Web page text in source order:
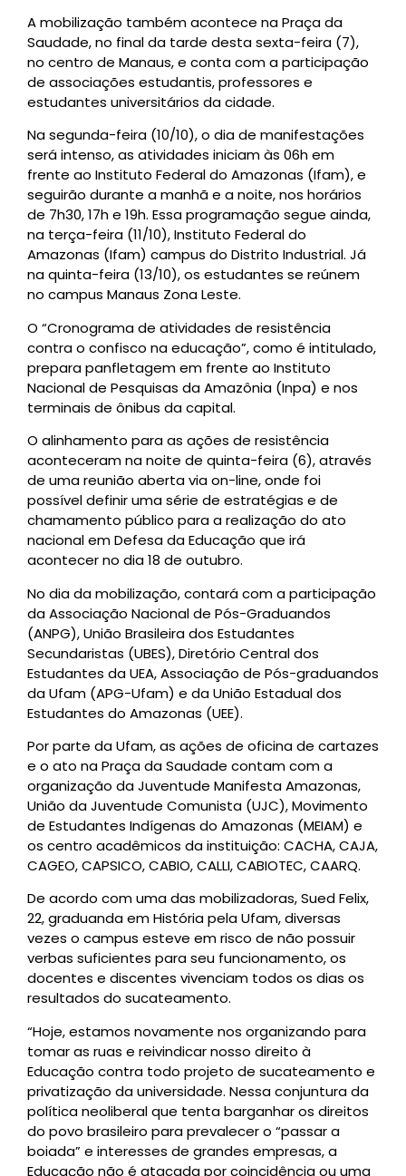
A mobilização também acontece na Praça da
Saudade, no final da tarde desta sexta-feira (7),
no centro de Manaus, e conta com a participação
de associações estudantis, professores e
estudantes universitários da cidade.
Na segunda-feira (10/10), o dia de manifestações
será intenso, as atividades iniciam às 06h em
frente ao Instituto Federal do Amazonas (Ifam), e
seguirão durante a manhã e a noite, nos horários
de 7h30, 17h e 19h. Essa programação segue ainda,
na terça-feira (11/10), Instituto Federal do
Amazonas (Ifam) campus do Distrito Industrial. Já
na quinta-feira (13/10), os estudantes se reúnem
no campus Manaus Zona Leste.
O “Cronograma de atividades de resistência
contra o confisco na educação”, como é intitulado,
prepara panfletagem em frente ao Instituto
Nacional de Pesquisas da Amazônia (Inpa) e nos
terminais de ônibus da capital.
O alinhamento para as ações de resistência
aconteceram na noite de quinta-feira (6), através
de uma reunião aberta via on-line, onde foi
possível definir uma série de estratégias e de
chamamento público para a realização do ato
nacional em Defesa da Educação que irá
acontecer no dia 18 de outubro.
No dia da mobilização, contará com a participação
da Associação Nacional de Pós-Graduandos
(ANPG), União Brasileira dos Estudantes
Secundaristas (UBES), Diretório Central dos
Estudantes da UEA, Associação de Pós-graduandos
da Ufam (APG-Ufam) e da União Estadual dos
Estudantes do Amazonas (UEE).
Por parte da Ufam, as ações de oficina de cartazes
e o ato na Praça da Saudade contam com a
organização da Juventude Manifesta Amazonas,
União da Juventude Comunista (UJC), Movimento
de Estudantes Indígenas do Amazonas (MEIAM) e
os centro acadêmicos da instituição: CACHA, CAJA,
CAGEO, CAPSICO, CABIO, CALLI, CABIOTEC, CAARQ.
De acordo com uma das mobilizadoras, Sued Felix,
22, graduanda em História pela Ufam, diversas
vezes o campus esteve em risco de não possuir
verbas suficientes para seu funcionamento, os
docentes e discentes vivenciam todos os dias os
resultados do sucateamento.
“Hoje, estamos novamente nos organizando para
tomar as ruas e reivindicar nosso direito à
Educação contra todo projeto de sucateamento e
privatização da universidade. Nessa conjuntura da
política neoliberal que tenta barganhar os direitos
do povo brasileiro para prevalecer o “passar a
boiada” e interesses de grandes empresas, a
Educação não é atacada por coincidência ou uma